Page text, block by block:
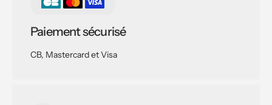
Paiement sécurisé
CB, Mastercard et Visa